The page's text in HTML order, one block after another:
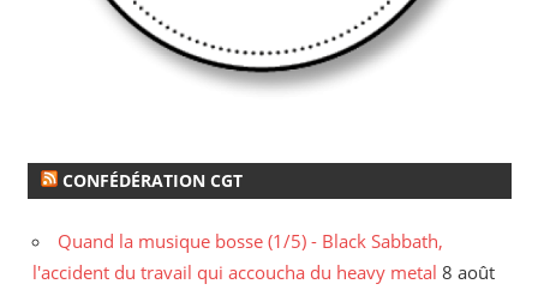
CONFÉDÉRATION CGT
Quand la musique bosse (1/5) - Black Sabbath,
l'accident du travail qui accoucha du heavy metal 8 août